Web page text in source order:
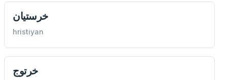
خرستيان
hristiyan
خرتوج